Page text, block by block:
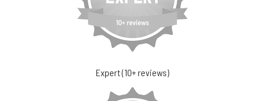
Expert (10+ reviews)